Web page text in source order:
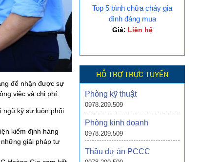
để nhận được sự
việc và chi phí.
ngũ kỹ sư luôn phối
kiểm định hàng
giải pháp tư
Top 5 bình chữa cháy gia
đình đáng mua
Giá: Liên hệ
HỖ TRỢ TRỰC TUYẾN
Phòng kỹ thuật
0978.209.509
Phòng kinh doanh
0978.209.509
Thầu dự án PCCC